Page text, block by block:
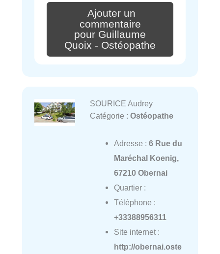
Ajouter un
commentaire
pour Guillaume
Quoix - Ostéopathe
SOURICE Audrey
Catégorie : Ostéopathe
Adresse : 6 Rue du
Maréchal Koenig,
67210 Obernai
Quartier :
Téléphone :
+33388956311
Site internet :
http://obernai.oste